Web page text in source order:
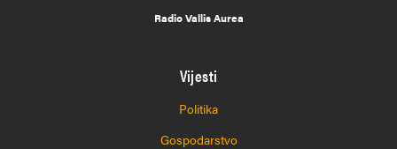
Radio Vallis Aurea
Vijesti
Politika
Gospodarstvo